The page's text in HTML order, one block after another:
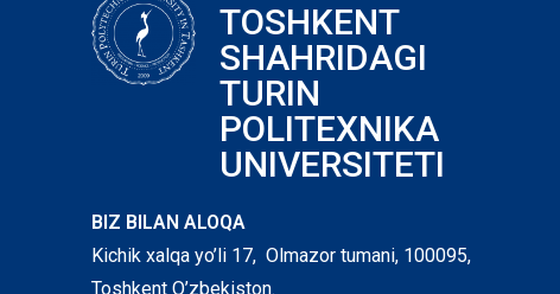
TOSHKENT
SHAHRIDAGI
TURIN
POLITEXNIKA
UNIVERSITETI
BIZ BILAN ALOQA
Kichik xalqa yo’li 17, Olmazor tumani, 100095,
Toshkent O’zbekiston.